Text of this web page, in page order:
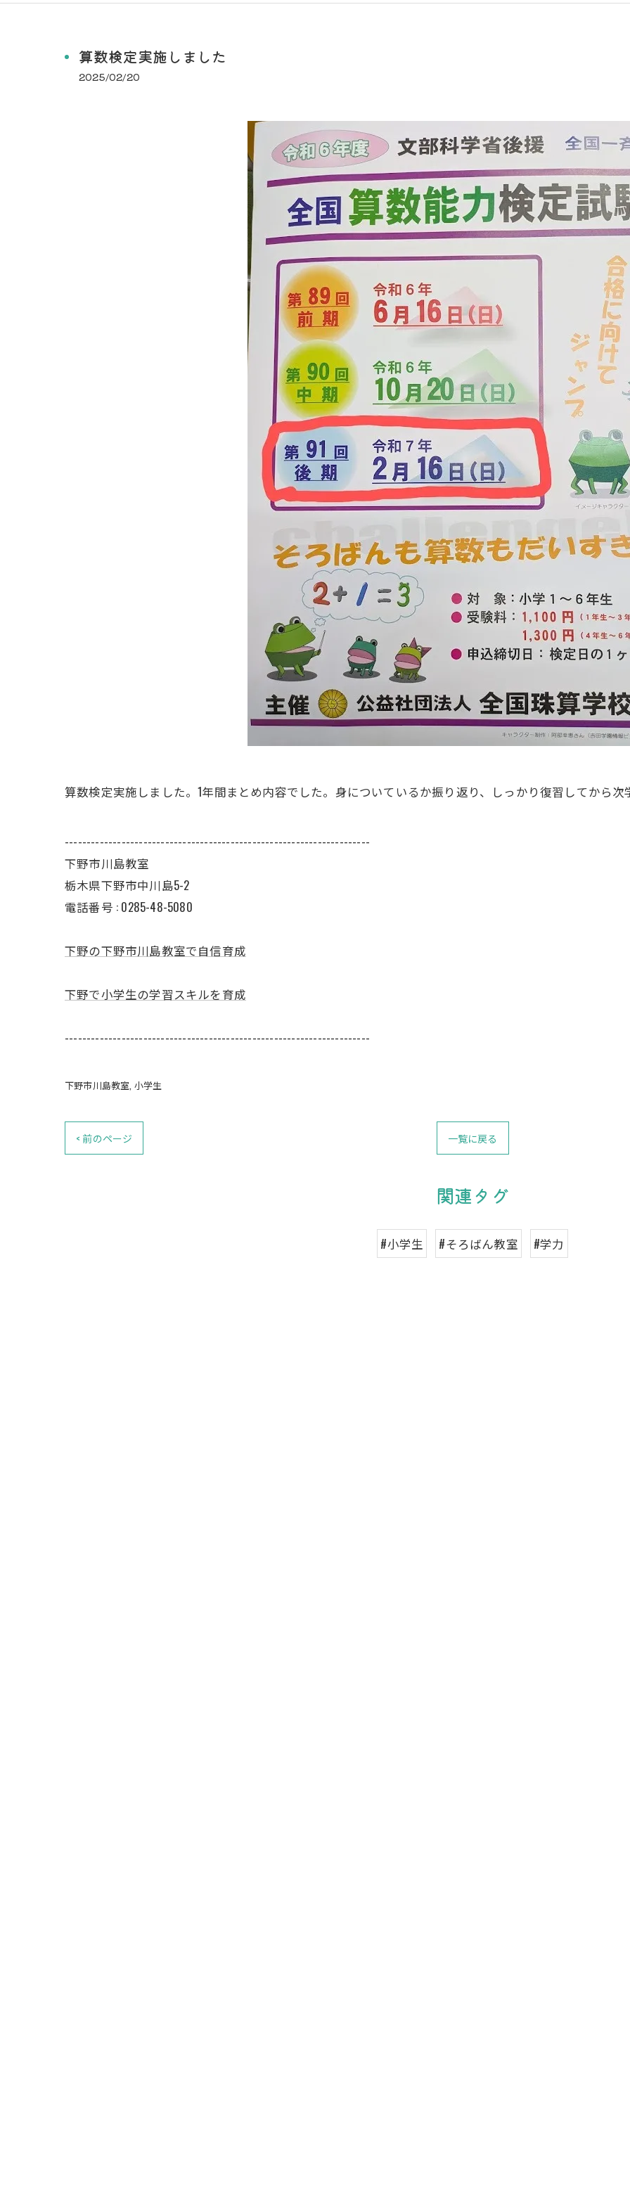
算数検定実施しました
2025/02/20
算数検定実施しました。1年間まとめ内容でした。身についているか振り返り、しっかり復習してから次
----------------------------------------------------------------------
下野市川島教室
栃木県下野市中川島5-2
電話番号 : 0285-48-5080
下野の下野市川島教室で自信育成
下野で小学生の学習スキルを育成
----------------------------------------------------------------------
下野市川島教室 小学生
< 前のページ 一覧に戻る
関連タグ
#小学生 #そろばん教室 #学力